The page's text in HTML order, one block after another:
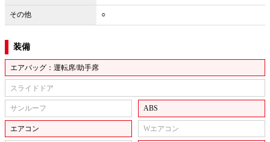
その他 ○
装備
エアバッグ：運転席/助手席
スライドドア
サンルーフ ABS
エアコン Wエアコン